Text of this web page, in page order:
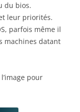
du bios.
leur priorités.
parfois même il
machines datant
pour